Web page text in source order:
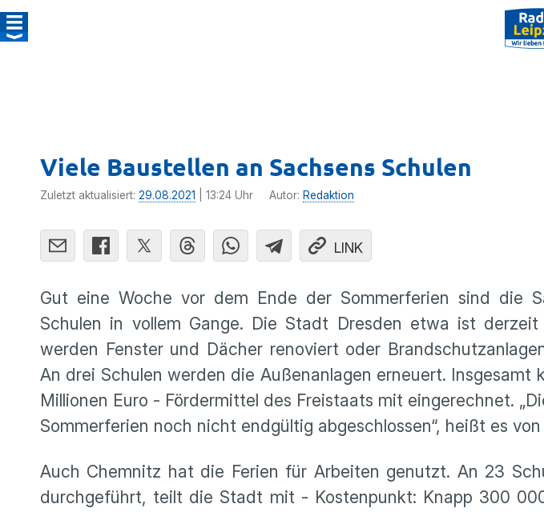
Viele Baustellen an Sachsens Schulen
Zuletzt aktualisiert: 29.08.2021 | 13:24 Uhr Autor: Redaktion
LINK
Gut eine Woche vor dem Ende der Sommerferien sind die
Schulen in vollem Gange. Die Stadt Dresden etwa ist
werden Fenster und Dächer renoviert oder
An drei Schulen werden die Außenanlagen erneuert. Insgesamt
Millionen Euro - Fördermittel des Freistaats mit eingerechnet.
Sommerferien noch nicht endgültig abgeschlossen“, heißt es
Auch Chemnitz hat die Ferien für Arbeiten genutzt. An 23
durchgeführt, teilt die Stadt mit - Kostenpunkt: Knapp 300